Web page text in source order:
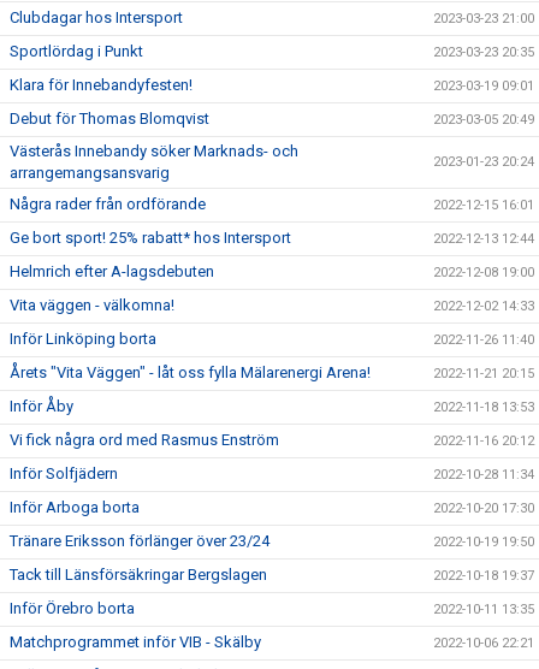
Clubdagar hos Intersport 2023-03-23 21:00
Sportlördag i Punkt 2023-03-23 20:35
Klara för Innebandyfesten! 2023-03-19 09:01
Debut för Thomas Blomqvist 2023-03-05 20:49
Västerås Innebandy söker Marknads- och
arrangemangsansvarig
2023-01-23 20:24
Några rader från ordförande 2022-12-15 16:01
Ge bort sport! 25% rabatt* hos Intersport 2022-12-13 12:44
Helmrich efter A-lagsdebuten 2022-12-08 19:00
Vita väggen - välkomna! 2022-12-02 14:33
Inför Linköping borta 2022-11-26 11:40
Årets "Vita Väggen" - låt oss fylla Mälarenergi Arena! 2022-11-21 20:15
Inför Åby 2022-11-18 13:53
Vi fick några ord med Rasmus Enström 2022-11-16 20:12
Inför Solfjädern 2022-10-28 11:34
Inför Arboga borta 2022-10-20 17:30
Tränare Eriksson förlänger över 23/24 2022-10-19 19:50
Tack till Länsförsäkringar Bergslagen 2022-10-18 19:37
Inför Örebro borta 2022-10-11 13:35
Matchprogrammet inför VIB - Skälby 2022-10-06 22:21